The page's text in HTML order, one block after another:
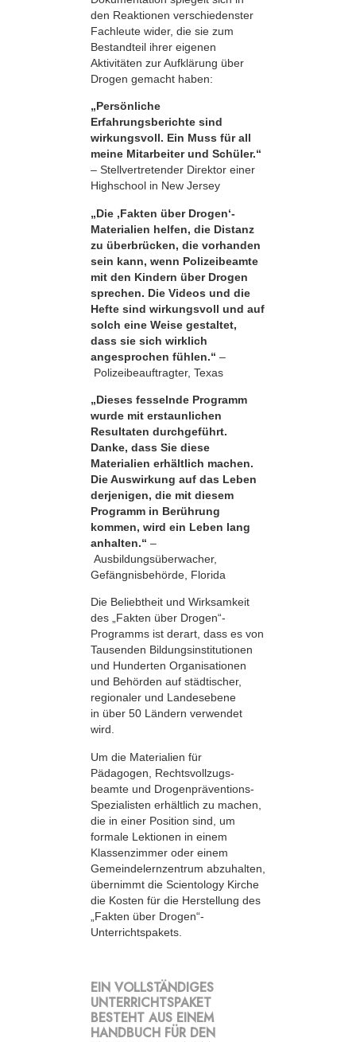
den Reaktionen verschiedenster
Fachleute wider, die sie zum
Bestandteil ihrer eigenen
Aktivitäten zur Aufklärung über
Drogen gemacht haben:
„Persönliche
Erfahrungsberichte sind
wirkungsvoll. Ein Muss für all
meine Mitarbeiter und Schüler.“
– Stellvertretender Direktor einer
Highschool in New Jersey
„Die ‚Fakten über Drogen‘-
Materialien helfen, die Distanz
zu überbrücken, die vorhanden
sein kann, wenn Polizeibeamte
mit den Kindern über Drogen
sprechen. Die Videos und die
Hefte sind wirkungsvoll und auf
solch eine Weise gestaltet,
dass sie sich wirklich
angesprochen fühlen.“ –
Polizeibeauftragter, Texas
„Dieses fesselnde Programm
wurde mit erstaunlichen
Resultaten durchgeführt.
Danke, dass Sie diese
Materialien erhältlich machen.
Die Auswirkung auf das Leben
derjenigen, die mit diesem
Programm in Berührung
kommen, wird ein Leben lang
anhalten.“ –
Ausbildungsüberwacher,
Gefängnisbehörde, Florida
Die Beliebtheit und Wirksamkeit
des „Fakten über Drogen“-
Programms ist derart, dass es von
Tausenden Bildungsinstitutionen
und Hunderten Organisationen
und Behörden auf städtischer,
regionaler und Landesebene
in über 50 Ländern verwendet
wird.
Um die Materialien für
Pädagogen, Rechts­vollzugs­
beamte und Drogenpräventions-
Spezialisten erhältlich zu machen,
die in einer Position sind, um
formale Lektionen in einem
Klassenzimmer oder einem
Gemeindelernzentrum abzuhalten,
übernimmt die Scientology Kirche
die Kosten für die Herstellung des
„Fakten über Drogen“-
Unterrichtspakets.
EIN VOLLSTÄNDIGES
UNTERRICHTSPAKET
BESTEHT AUS EINEM
HANDBUCH FÜR DEN